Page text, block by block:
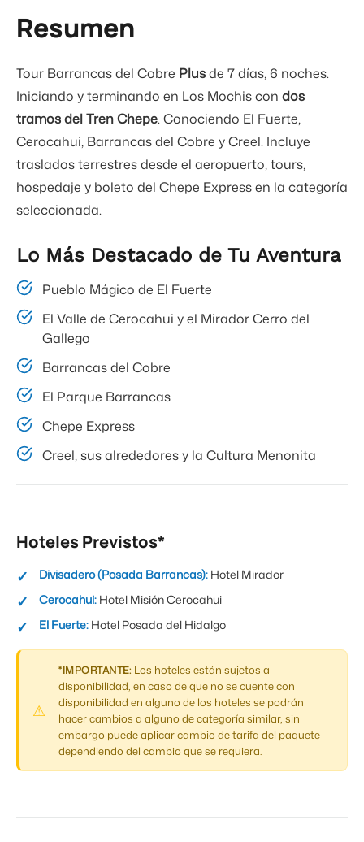
Resumen
Tour Barrancas del Cobre Plusde 7 días, 6 noches.
Iniciando y terminando en Los Mochis con dos
tramos del Tren Chepe. Conociendo El Fuerte,
Cerocahui, Barrancas del Cobre y Creel. Incluye
traslados terrestres desde el aeropuerto, tours,
hospedaje y boleto del Chepe Express en la categoría
seleccionada.
Lo Más Destacado de Tu Aventura
Pueblo Mágico de El Fuerte
El Valle de Cerocahui y el Mirador Cerro del
Gallego
Barrancas del Cobre
El Parque Barrancas
Chepe Express
Creel, sus alrededores y la Cultura Menonita
Hoteles Previstos*
Divisadero (Posada Barrancas): Hotel Mirador
Cerocahui: Hotel Misión Cerocahui
El Fuerte: Hotel Posada del Hidalgo
*IMPORTANTE: Los hoteles están sujetos a
disponibilidad, en caso de que no se cuente con
disponibilidad en alguno de los hoteles se podrán
hacer cambios a alguno de categoría similar, sin
embargo puede aplicar cambio de tarifa del paquete
dependiendo del cambio que se requiera.